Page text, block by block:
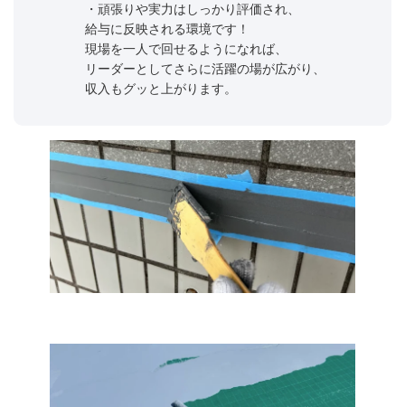
・頑張りや実力はしっかり評価され、
給与に反映される環境です！
現場を一人で回せるようになれば、
リーダーとしてさらに活躍の場が広がり、
収入もグッと上がります。